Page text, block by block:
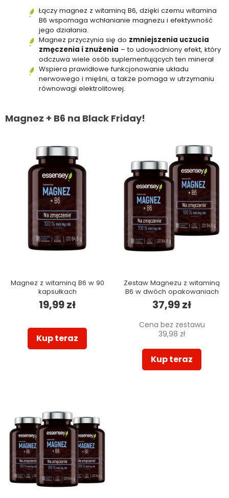
Łączy magnez z witaminą B6, dzięki czemu witamina
B6 wspomaga wchłanianie magnezu i efektywność
jego działania.
Magnez przyczynia się do zmniejszenia uczucia
zmęczenia i znużenia – to udowodniony efekt, który
odczuwa wiele osób suplementujących ten minerał
Wspiera prawidłowe funkcjonowanie układu
nerwowego i mięśni, a także pomaga w utrzymaniu
równowagi elektrolitowej.
Magnez + B6 na Black Friday!
Magnez z witaminą B6 w 90
kapsułkach
19,99 zł
Kup teraz
Zestaw Magnezu z witaminą
B6 w dwóch opakowaniach
37,99 zł
Cena bez zestawu
39,98 zł
Kup teraz